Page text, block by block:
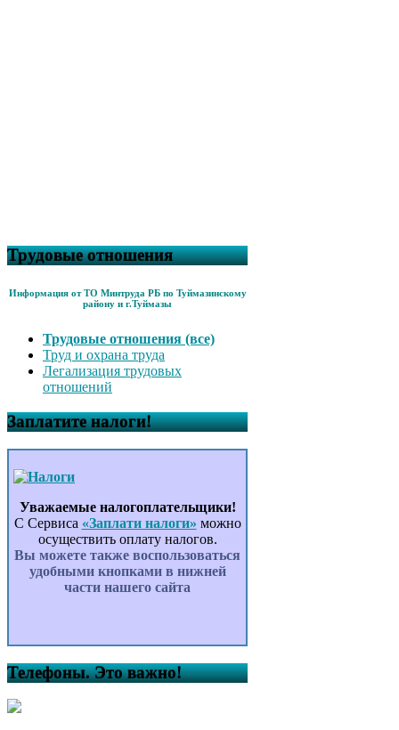
Трудовые отношения
Информация от ТО Минтруда РБ по Туймазинскому
району и г.Туймазы
Трудовые отношения (все)
Труд и охрана труда
Легализация трудовых
отношений
Заплатите налоги!
Уважаемые налогоплательщики!
С Сервиса «Заплати налоги» можно
осуществить оплату налогов.
Вы можете также воспользоваться
удобными кнопками в нижней
части нашего сайта
Телефоны. Это важно!